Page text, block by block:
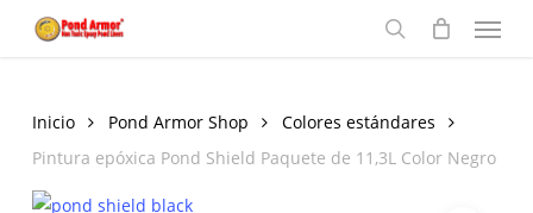
Menu
Inicio Pond Armor Shop
Colores estándares
Pintura epóxica Pond Shield Paquete de 11,3L Color Negro